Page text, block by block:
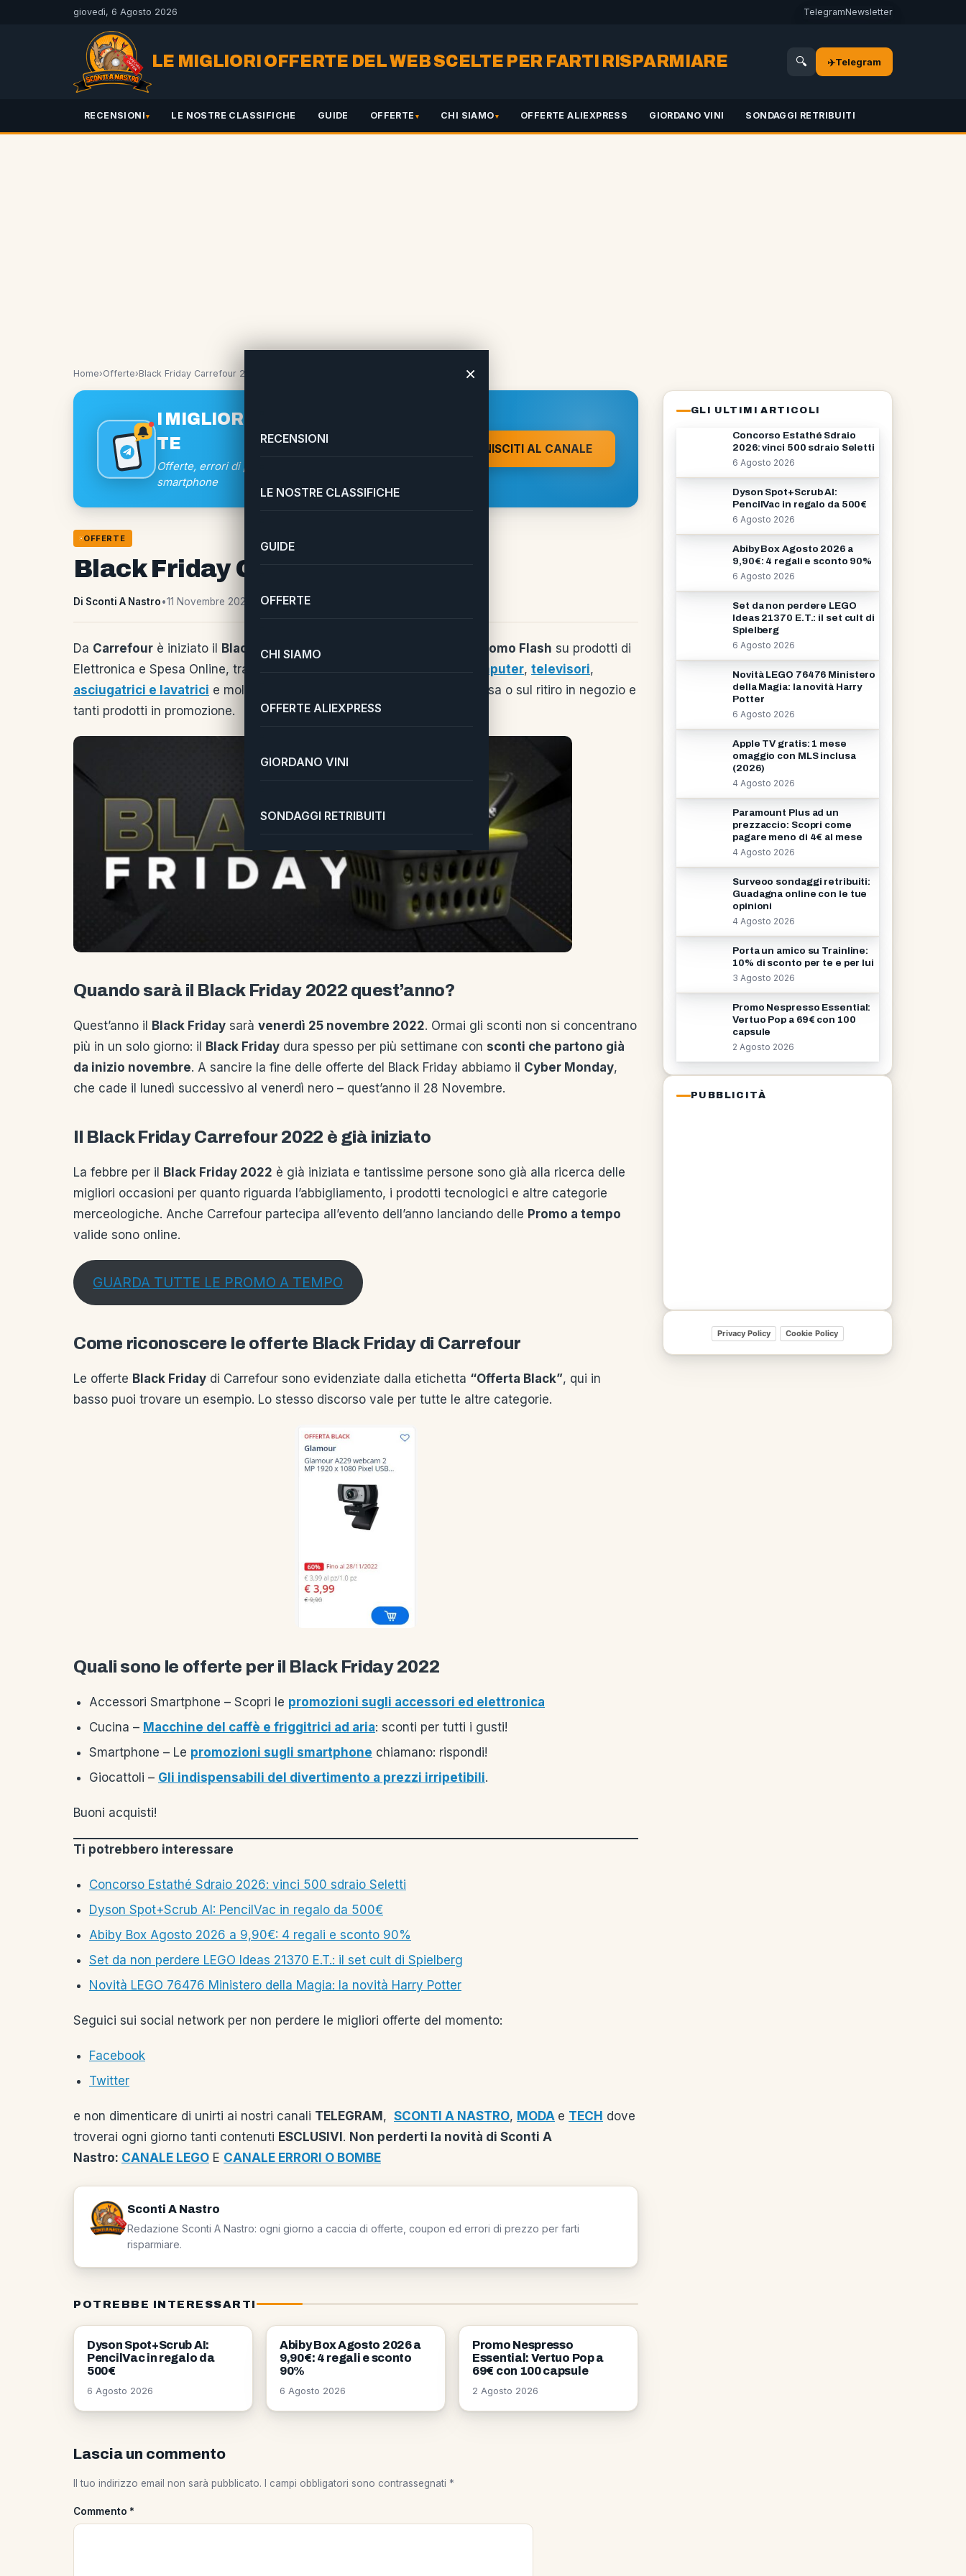
giovedì, 6 Agosto 2026 TelegramNewsletter
LE MIGLIORI OFFERTE DEL WEB SCELTE PER FARTI RISPARMIARE 🔍 ✈️Telegram
RECENSIONI LE NOSTRE CLASSIFICHE GUIDE OFFERTE CHI SIAMO OFFERTE ALIEXPRESS GIORDANO VINI SONDAGGI RETRIBUITI
×
RECENSIONI
LE NOSTRE CLASSIFICHE
GUIDE
OFFERTE
CHI SIAMO
OFFERTE ALIEXPRESS
GIORDANO VINI
SONDAGGI RETRIBUITI
Home›Offerte›Black Friday Carrefour 2022
I MIGLIORI SCONTI A UN CLIC DA
TE
Offerte, errori di prezzo e coupon direttamente sul tuo
smartphone
UNISCITI AL CANALE
OFFERTE
Black Friday Carrefour 2022
Di Sconti A Nastro•11 Novembre 2022
Da Carrefour è iniziato il Black Friday 2022 Promo Flash su prodotti di
Elettronica e Spesa Online, tra cui:
computer, televisori,
asciugatrici e lavatrici e molto altro. Inoltre Sconti sulla consegna a casa o sul ritiro in negozio e
tanti prodotti in promozione.
Quando sarà il Black Friday 2022 quest’anno?
Quest’anno il Black Friday sarà venerdì 25 novembre 2022. Ormai gli sconti non si concentrano
più in un solo giorno: il
Black Friday dura spesso per più settimane con sconti che partono già
da inizio novembre. A sancire la fine delle offerte del Black Friday abbiamo il Cyber Monday,
che cade il lunedì successivo al venerdì nero – quest’anno il 28 Novembre.
Il Black Friday Carrefour 2022 è già iniziato
La febbre per il Black Friday 2022 è già iniziata e tantissime persone sono già alla ricerca delle
migliori occasioni per quanto riguarda l’abbigliamento, i prodotti tecnologici e altre categorie
merceologiche. Anche Carrefour partecipa all’evento dell’anno lanciando delle Promo a tempo
valide sono online.
GUARDA TUTTE LE PROMO A TEMPO
Come riconoscere le offerte Black Friday di Carrefour
Le offerte Black Friday di Carrefour sono evidenziate dalla etichetta “Offerta Black”, qui in
basso puoi trovare un esempio. Lo stesso discorso vale per tutte le altre categorie.
Quali sono le offerte per il Black Friday 2022
Accessori Smartphone – Scopri le promozioni sugli accessori ed elettronica
Cucina – Macchine del caffè e friggitrici ad aria: sconti per tutti i gusti!
Smartphone – Le promozioni sugli smartphone chiamano: rispondi!
Giocattoli – Gli indispensabili del divertimento a prezzi irripetibili.
Buoni acquisti!
Ti potrebbero interessare
Concorso Estathé Sdraio 2026: vinci 500 sdraio Seletti
Dyson Spot+Scrub AI: PencilVac in regalo da 500€
Abiby Box Agosto 2026 a 9,90€: 4 regali e sconto 90%
Set da non perdere LEGO Ideas 21370 E.T.: il set cult di Spielberg
Novità LEGO 76476 Ministero della Magia: la novità Harry Potter
Seguici sui social network per non perdere le migliori offerte del momento:
Facebook
Twitter
e non dimenticare di unirti ai nostri canali TELEGRAM, SCONTI A NASTRO, MODA e TECH dove
troverai ogni giorno tanti contenuti ESCLUSIVI. Non perderti la novità di Sconti A
Nastro: CANALE LEGO E CANALE ERRORI O BOMBE
Sconti A Nastro
Redazione Sconti A Nastro: ogni giorno a caccia di offerte, coupon ed errori di prezzo per farti
risparmiare.
POTREBBE INTERESSARTI
OFFERTE
Dyson Spot+Scrub AI:
PencilVac in regalo da
500€
6 Agosto 2026
OFFERTE
Abiby Box Agosto 2026 a
9,90€: 4 regali e sconto
90%
6 Agosto 2026
OFFERTE
Promo Nespresso
Essential: Vertuo Pop a
69€ con 100 capsule
2 Agosto 2026
Lascia un commento
Il tuo indirizzo email non sarà pubblicato. I campi obbligatori sono contrassegnati *
Commento *
GLI ULTIMI ARTICOLI
Concorso Estathé Sdraio
2026: vinci 500 sdraio Seletti
6 Agosto 2026
Dyson Spot+Scrub AI:
PencilVac in regalo da 500€
6 Agosto 2026
Abiby Box Agosto 2026 a
9,90€: 4 regali e sconto 90%
6 Agosto 2026
Set da non perdere LEGO
Ideas 21370 E.T.: il set cult di
Spielberg
6 Agosto 2026
Novità LEGO 76476 Ministero
della Magia: la novità Harry
Potter
6 Agosto 2026
Apple TV gratis: 1 mese
omaggio con MLS inclusa
(2026)
4 Agosto 2026
Paramount Plus ad un
prezzaccio: Scopri come
pagare meno di 4€ al mese
4 Agosto 2026
Surveoo sondaggi retribuiti:
Guadagna online con le tue
opinioni
4 Agosto 2026
Porta un amico su Trainline:
10% di sconto per te e per lui
3 Agosto 2026
Promo Nespresso Essential:
Vertuo Pop a 69€ con 100
capsule
2 Agosto 2026
PUBBLICITÀ
Privacy Policy Cookie Policy